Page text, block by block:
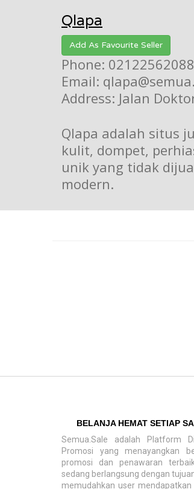
Qlapa
Add As Favourite Seller
Phone: 02122562088
Email:
Address: Jalan
Qlapa adalah situs
kulit, dompet,
unik yang tidak
modern.
BELANJA HEMAT SETIAP
Semua.Sale adalah Platform
Promosi yang menayangkan
promosi dan penawaran
sedang berlangsung dengan
memudahkan user mendapatkan